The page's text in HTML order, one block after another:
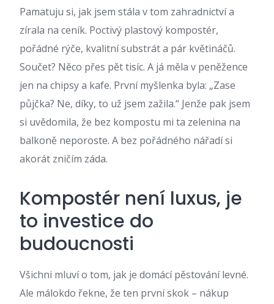
Pamatuju si, jak jsem stála v tom zahradnictví a
zírala na ceník. Poctivý plastový kompostér,
pořádné rýče, kvalitní substrát a pár květináčů.
Součet? Něco přes pět tisíc. A já měla v peněžence
jen na chipsy a kafe. První myšlenka byla: „Zase
půjčka? Ne, díky, to už jsem zažila.“ Jenže pak jsem
si uvědomila, že bez kompostu mi ta zelenina na
balkoně neporoste. A bez pořádného nářadí si
akorát zničím záda.
Kompostér není luxus, je
to investice do
budoucnosti
Všichni mluví o tom, jak je domácí pěstování levné.
Ale málokdo řekne, že ten první skok – nákup